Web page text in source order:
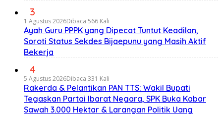
3
1 Agustus 2026Dibaca 566 Kali
Ayah Guru PPPK yang Dipecat Tuntut Keadilan,
Soroti Status Sekdes Bijaepunu yang Masih Aktif
Bekerja
4
5 Agustus 2026Dibaca 331 Kali
Rakerda & Pelantikan PAN TTS: Wakil Bupati
Tegaskan Partai Ibarat Negara, SPK Buka Kabar
Sawah 3.000 Hektar & Larangan Politik Uang